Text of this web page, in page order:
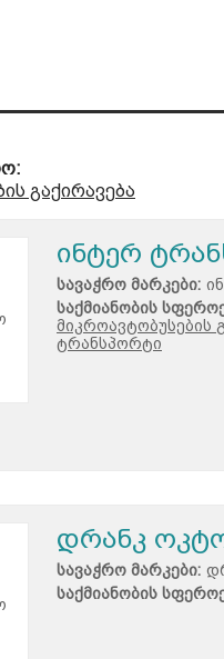
გაქირავება
ინტერ
სავაჭრო მარკები:
საქმიანობის
მიკროავტობუსების
ტრანსპორტი
დრანკ
სავაჭრო მარკები:
საქმიანობის